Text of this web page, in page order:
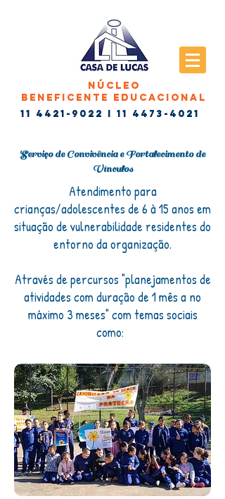
NÚCLEO
BEnEFICENTE EDUCACIONAL
11 4421-9022 I 11 4473-4021
Serviço de Convivência e Fortalecimento de
Vínculos
Atendimento para
crianças/adolescentes de 6 à 15 anos em
situação de vulnerabilidade residentes do
entorno da organização.
Através de percursos "planejamentos de
atividades com duração de 1 mês a no
máximo 3 meses" com temas sociais
como: